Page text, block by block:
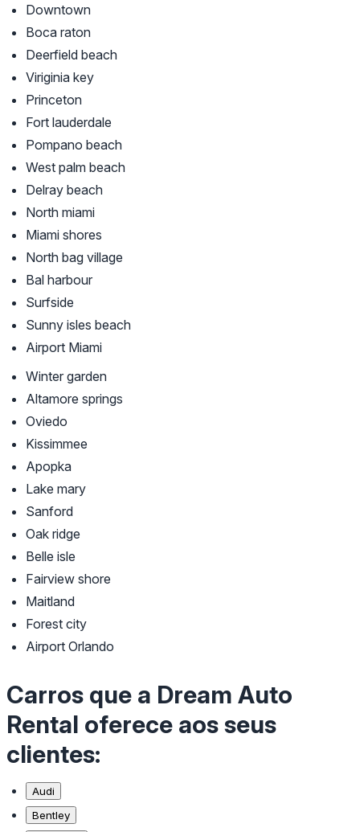
Downtown
Boca raton
Deerfield beach
Viriginia key
Princeton
Fort lauderdale
Pompano beach
West palm beach
Delray beach
North miami
Miami shores
North bag village
Bal harbour
Surfside
Sunny isles beach
Airport Miami
Winter garden
Altamore springs
Oviedo
Kissimmee
Apopka
Lake mary
Sanford
Oak ridge
Belle isle
Fairview shore
Maitland
Forest city
Airport Orlando
Carros que a Dream Auto
Rental oferece aos seus
clientes:
Audi
Bentley